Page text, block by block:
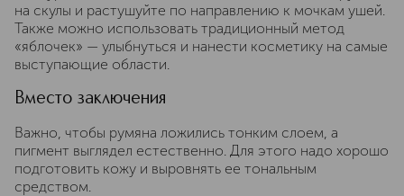
на скулы и растушуйте по направлению к мочкам ушей.
Также можно использовать традиционный метод
«яблочек» — улыбнуться и нанести косметику на самые
выступающие области.
Вместо заключения
Важно, чтобы румяна ложились тонким слоем, а
пигмент выглядел естественно. Для этого надо хорошо
подготовить кожу и выровнять ее тональным
средством.